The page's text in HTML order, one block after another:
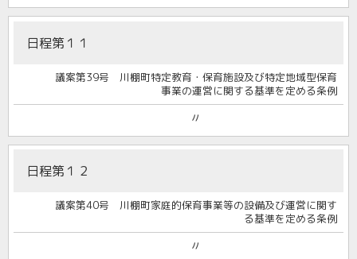
日程第１１
議案第39号 川棚町特定教育・保育施設及び特定地域型保育
事業の運営に関する基準を定める条例
〃
日程第１２
議案第40号 川棚町家庭的保育事業等の設備及び運営に関す
る基準を定める条例
〃